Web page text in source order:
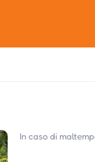
In caso di